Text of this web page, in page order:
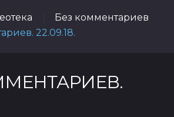
Без комментариев
22.09.18.